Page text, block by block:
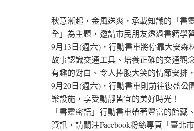
秋意漸起，金風送爽，承載知識的「書
全」為主題，邀請市民朋友透過書籍學
9月13日(週六)，行動書車將停靠大安
故事認識交通工具、培養正確的交通觀
有趣的對白、令人捧腹大笑的情節安排
9月20日(週六)，行動書車則前往復盛
樂設施，享受動靜皆宜的美好時光！
「書靈密語」行動書車帶著豐富的館
資訊，請關注Facebook粉絲專頁「臺北